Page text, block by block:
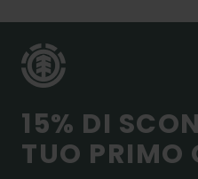
15% DI
TUO PRIMO